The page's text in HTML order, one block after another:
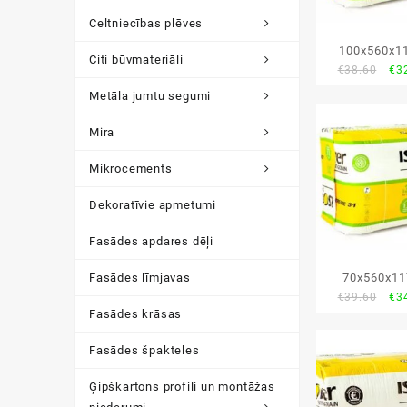
Celtniecības plēves
Citi būvmateriāli
Metāla jumtu segumi
Mira
Mikrocements
Dekoratīvie apmetumi
Fasādes apdares dēļi
Fasādes līmjavas
Fasādes krāsas
Fasādes špakteles
Ģipškartons profili un montāžas
€38.60 €
€39.60 €